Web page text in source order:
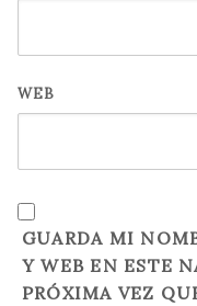
WEB
GUARDA MI
Y WEB EN ESTE
PRÓXIMA VEZ